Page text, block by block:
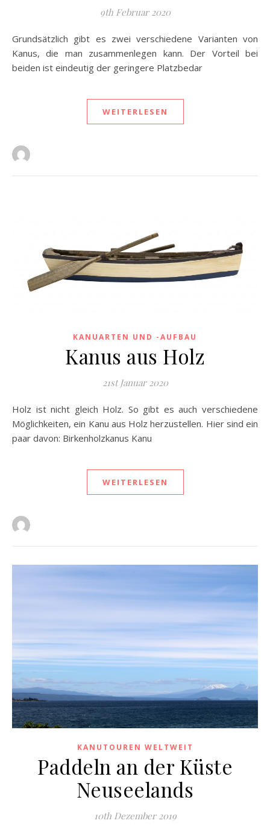
9th Februar 2020
Grundsätzlich gibt es zwei verschiedene Varianten von
Kanus, die man zusammenlegen kann. Der Vorteil bei
beiden ist eindeutig der geringere Platzbedar
WEITERLESEN
KANUARTEN UND -AUFBAU
Kanus aus Holz
21st Januar 2020
Holz ist nicht gleich Holz. So gibt es auch verschiedene
Möglichkeiten, ein Kanu aus Holz herzustellen. Hier sind ein
paar davon: Birkenholzkanus Kanu
WEITERLESEN
KANUTOUREN WELTWEIT
Paddeln an der Küste
Neuseelands
10th Dezember 2019